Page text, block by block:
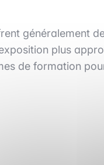
généralement
plus
de formation